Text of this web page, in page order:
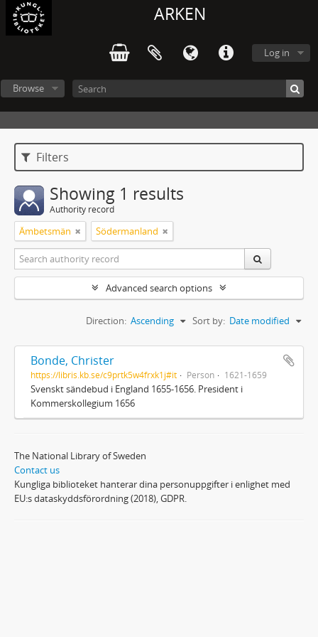
ARKEN
Log in
Browse
Filters
Showing 1 results
Authority record
Ämbetsmän Södermanland
Advanced search options
Sort by: Date modified
Direction: Ascending
Bonde, Christer
https://libris.kb.se/c9prtk5w4frxk1j#it Person 1621-1659
Svenskt sändebud i England 1655-1656. President i
Kommerskollegium 1656
The National Library of Sweden
Contact us
Kungliga biblioteket hanterar dina personuppgifter i enlighet med
EU:s dataskyddsförordning (2018), GDPR.